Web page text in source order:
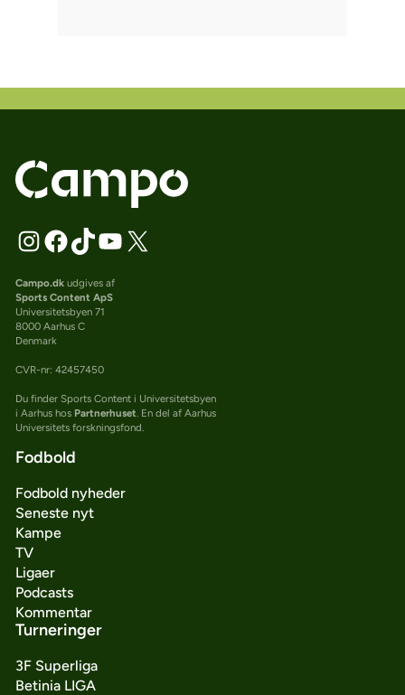
Campo.dkudgives af
Sports Content ApS
Universitetsbyen 71
8000 Aarhus C
Denmark
CVR-nr: 42457450
Du finder Sports Content i Universitetsbyen
i Aarhus hos Partnerhuset. En del af Aarhus
Universitets forskningsfond.
Fodbold
Fodbold nyheder
Seneste nyt
Kampe
TV
Ligaer
Podcasts
Kommentar
Turneringer
3F Superliga
Betinia LIGA